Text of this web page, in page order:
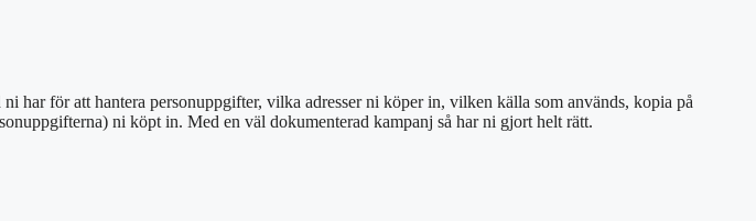
har för att hantera personuppgifter, vilka adresser ni köper in, vilken källa som används, kopia på
ni köpt in. Med en väl dokumenterad kampanj så har ni gjort helt rätt.